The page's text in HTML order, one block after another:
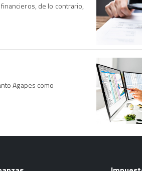
de lo contrario,
Agapes como